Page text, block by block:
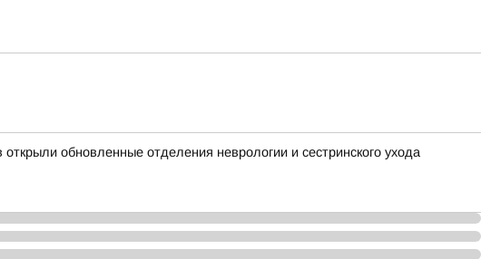
обновленные отделения неврологии и сестринского ухода